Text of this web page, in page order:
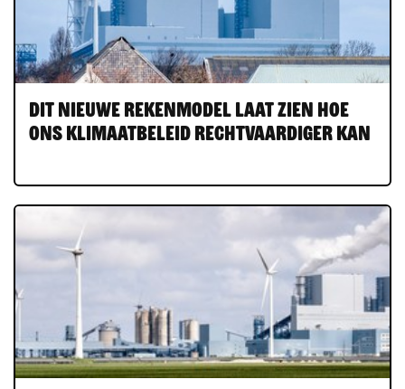
Dit nieuwe rekenmodel laat zien hoe
ons klimaatbeleid rechtvaardiger kan